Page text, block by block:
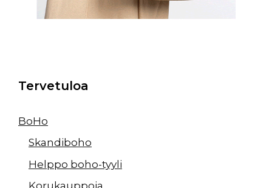
Tervetuloa
BoHo
Skandiboho
Helppo boho-tyyli